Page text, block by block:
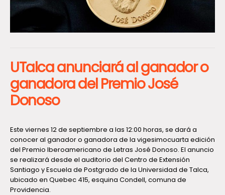
UTalca anunciará al ganador o
ganadora del Premio José
Donoso
Este viernes 12 de septiembre a las 12:00 horas, se dará a
conocer al ganador o ganadora de la vigesimocuarta edición
del Premio Iberoamericano de Letras José Donoso. El anuncio
se realizará desde el auditorio del Centro de Extensión
Santiago y Escuela de Postgrado de la Universidad de Talca,
ubicado en Quebec 415, esquina Condell, comuna de
Providencia.